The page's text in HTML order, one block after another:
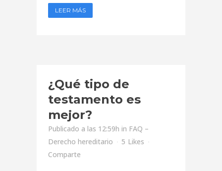
LEER MÁS
¿Qué tipo de
testamento es
mejor?
Publicado a las 12:59h in FAQ –
Derecho hereditario
5 Likes
Comparte